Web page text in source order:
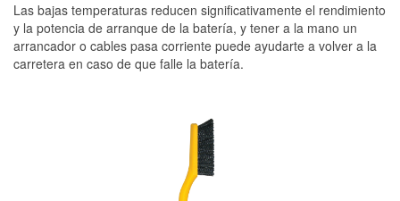
Las bajas temperaturas reducen significativamente el rendimiento
y la potencia de arranque de la batería, y tener a la mano un
arrancador o cables pasa corriente puede ayudarte a volver a la
carretera en caso de que falle la batería.